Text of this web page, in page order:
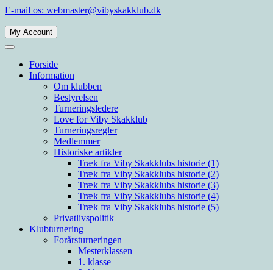
Spring
indhold
E-mail os: webmaster@vibyskakklub.dk
Viby Skakklub
Velkommen til Viby Skakklubs hjemmeside. Viby Skakklub er en af
Århus' og Danmarks største skakklubber med spillere i alle styrkelag.
My Account
Forside
Information
Om klubben
Bestyrelsen
Turneringsledere
Love for Viby Skakklub
Turneringsregler
Medlemmer
Historiske artikler
Træk fra Viby Skakklubs historie (1)
Træk fra Viby Skakklubs historie (2)
Træk fra Viby Skakklubs historie (3)
Træk fra Viby Skakklubs historie (4)
Træk fra Viby Skakklubs historie (5)
Privatlivspolitik
Klubturnering
Forårsturneringen
Mesterklassen
1. klasse